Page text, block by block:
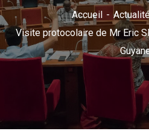
Accueil
Visite protocolaire de Mr Eric